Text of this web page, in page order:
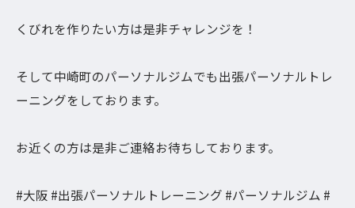
くびれを作りたい方は是非チャレンジを！
そして中崎町のパーソナルジムでも出張パーソナルトレ
ーニングをしております。
お近くの方は是非ご連絡お待ちしております。
#大阪 #出張パーソナルトレーニング #パーソナルジム #